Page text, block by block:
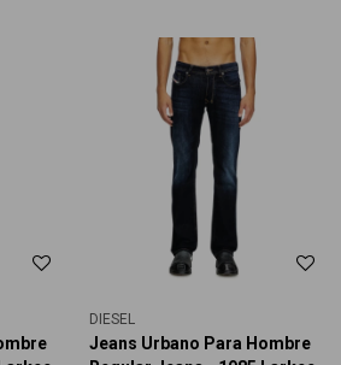
DIESEL
Jeans Urbano Para Hombre